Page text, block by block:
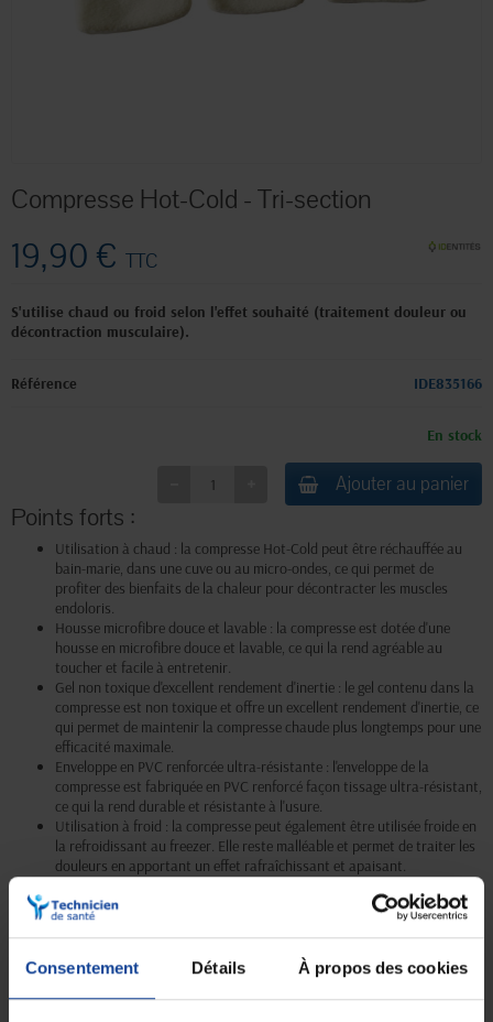
Consentement Détails À propos des cookies
Compresse Hot-Cold - Tri-section
19,90 € TTC
S'utilise chaud ou froid selon l'effet souhaité (traitement douleur ou
décontraction musculaire).
Référence IDE835166
En stock
Ajouter au panier
Points forts :
Utilisation à chaud : la compresse Hot-Cold peut être réchauffée au
bain-marie, dans une cuve ou au micro-ondes, ce qui permet de
profiter des bienfaits de la chaleur pour décontracter les muscles
endoloris.
Housse microfibre douce et lavable : la compresse est dotée d'une
housse en microfibre douce et lavable, ce qui la rend agréable au
toucher et facile à entretenir.
Gel non toxique d'excellent rendement d'inertie : le gel contenu dans la
compresse est non toxique et offre un excellent rendement d'inertie, ce
qui permet de maintenir la compresse chaude plus longtemps pour une
efficacité maximale.
Enveloppe en PVC renforcée ultra-résistante : l'enveloppe de la
compresse est fabriquée en PVC renforcé façon tissage ultra-résistant,
ce qui la rend durable et résistante à l'usure.
Utilisation à froid : la compresse peut également être utilisée froide en
la refroidissant au freezer. Elle reste malléable et permet de traiter les
douleurs en apportant un effet rafraîchissant et apaisant.
Livraison gratuite
En magasin Technicien de santé
Paiement sécurisé
Paiement en ligne 100% sécurisé par